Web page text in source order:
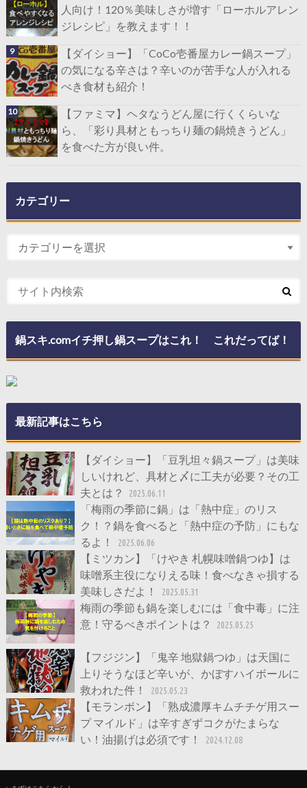
人向け！120％美味しさが増す「ローホルアレン
ジレシピ」を教えます！！
【ダイショー】「CoCo壱番屋カレー鍋スープ」
の気になる辛さは？辛いのが苦手な人が入れる
べき食材も紹介！
【ファミマ】ヘタなうどん屋に行くくらいな
ら、「彩り具材ともっちり麺の鍋焼きうどん」
を食べた方が良い件。
カテゴリー
鍋スキ.comイチ押し鍋スープはこれ！ これだってば！
最新記事はこちら
【ダイショー】「豆乳坦々鍋スープ」は美味
しいけれど、具材と〆に工夫が必要？その工
夫とは？
2025.06.11
「梅雨の季節に鍋」は「熱中症」のリス
ク！？鍋を食べると「熱中症の予防」にもな
るよ！
2025.06.06
【ミツカン】「けやき 札幌味噌鍋つゆ】は
味噌系主役になりえる味！食べなきゃ損する
美味しさだよ！
2025.05.31
梅雨の季節も鍋を楽しむには「食中毒」に注
意！守るべきポイントは？
2025.05.25
【フジジン】「鬼辛 地獄鍋つゆ」は天国に
上りそうなほど辛いが、かぼすハイボールに
救われた件！
2025.05.23
【モランボン】「熟成濃厚キムチチゲ用スー
プ マイルド」は辛すぎずコクがたまらな
い！油揚げは必須です！
2024.12.08